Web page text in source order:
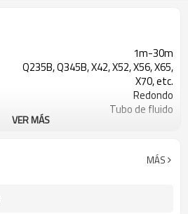
1m-30m
Q235B, Q345B, X42, X52, X56, X65,
X70, etc.
Redondo
Tubo de fluido
VER MÁS
MÁS